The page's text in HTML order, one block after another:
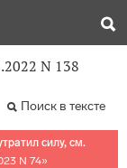
N 138
Поиск в тексте
силу, см.
N 74»